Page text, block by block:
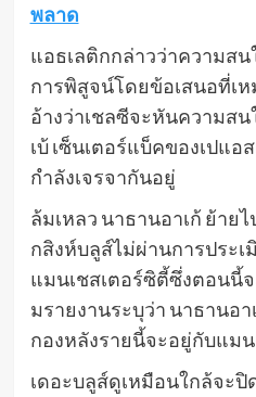
พลาด
แอธเลติกกล่าวว่าความสน
การพิสูจน์โดยข้อเสนอที่เ
อ้างว่าเชลซีจะหันความสน
เบ้ เซ็นเตอร์แบ็คของเปแอ
กำลังเจรจากันอยู่
ล้มเหลว นาธานอาเก้ ย้าย
กสิงห์บลูส์ไม่ผ่านการประ
แมนเชสเตอร์ซิตี้ซึ่งตอนนี้จ
มรายงานระบุว่า นาธานอ
กองหลังรายนี้จะอยู่กับแม
เดอะบลูส์ดูเหมือนใกล้จะ